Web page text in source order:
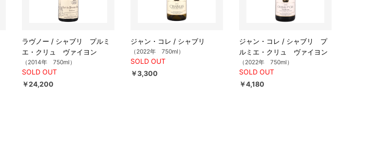
ラヴノー / シャブリ プルミ
エ・クリュ ヴァイヨン
（2014年 750ml）
SOLD OUT
￥24,200
ジャン・コレ / シャブリ
（2022年 750ml）
SOLD OUT
￥3,300
ジャン・コレ / シャブリ プ
ルミエ・クリュ ヴァイヨン
（2022年 750ml）
SOLD OUT
￥4,180